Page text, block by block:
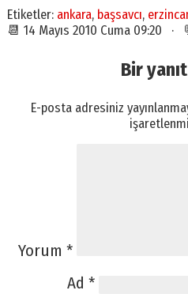
Etiketler: ankara, başsavcı,
📆 14 Mayıs 2010 Cuma 09:20
Bir
E-posta adresiniz
Yorum *
Ad *